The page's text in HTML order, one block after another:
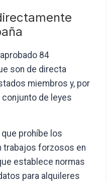
84
son de directa
miembros y, por
conjunto de leyes
prohíbe los
trabajos forzosos en
establece normas
para alquileres